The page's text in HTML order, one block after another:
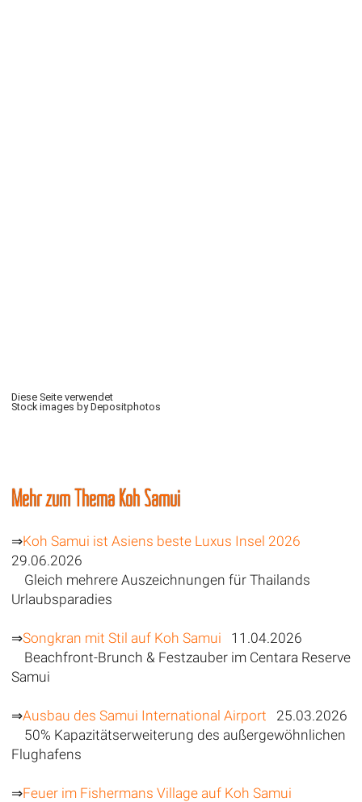
Diese Seite verwendet
Stock images by Depositphotos
Mehr zum Thema Koh Samui
⇒Koh Samui ist Asiens beste Luxus Insel 2026
29.06.2026
Gleich mehrere Auszeichnungen für Thailands
Urlaubsparadies
⇒Songkran mit Stil auf Koh Samui 11.04.2026
Beachfront-Brunch & Festzauber im Centara Reserve
Samui
⇒Ausbau des Samui International Airport 25.03.2026
50% Kapazitätserweiterung des außergewöhnlichen
Flughafens
⇒Feuer im Fishermans Village auf Koh Samui